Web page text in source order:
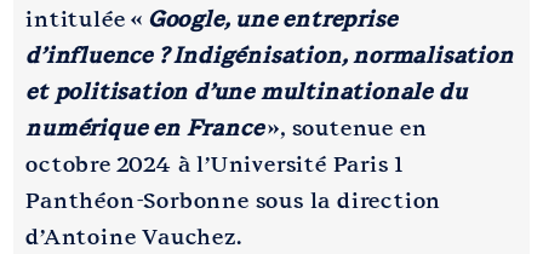
intitulée « Google, une entreprise
d’influence ? Indigénisation, normalisation
et politisation d’une multinationale du
numérique en France», soutenue en
octobre 2024 à l’Université Paris 1
Panthéon-Sorbonne sous la direction
d’Antoine Vauchez.